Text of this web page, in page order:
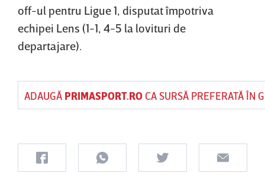
off-ul pentru Ligue 1, disputat împotriva
echipei Lens (1-1, 4-5 la lovituri de
departajare).
ADAUGĂ PRIMASPORT.ROCA SURSĂ PREFERATĂ ÎN